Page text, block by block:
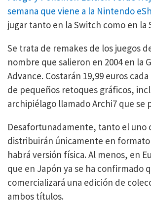
semana que viene a la Nintendo
jugar tanto en la Switch como en la
Se trata de remakes de los juegos
nombre que salieron en 2004 en la
Advance. Costarán 19,99 euros
de pequeños retoques gráficos,
archipiélago llamado Archi7 que se
Desafortunadamente, tanto el uno
distribuirán únicamente en
habrá versión física. Al menos, en
que en Japón ya se ha confirmado
comercializará una edición de
ambos títulos.